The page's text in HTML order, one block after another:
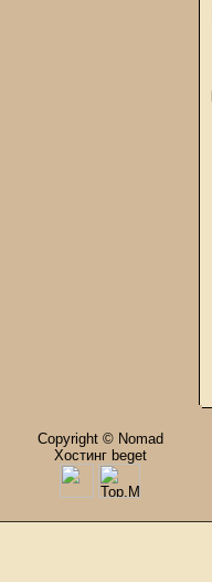
Copyright © Nomad
Хостинг beget